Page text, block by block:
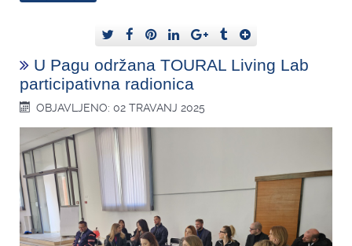
U Pagu održana TOURAL Living Lab
participativna radionica
OBJAVLJENO: 02 TRAVANJ 2025